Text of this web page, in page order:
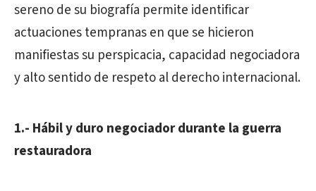
sereno de su biografía permite identificar
actuaciones tempranas en que se hicieron
manifiestas su perspicacia, capacidad negociadora
y alto sentido de respeto al derecho internacional.
1.- Hábil y duro negociador durante la guerra
restauradora